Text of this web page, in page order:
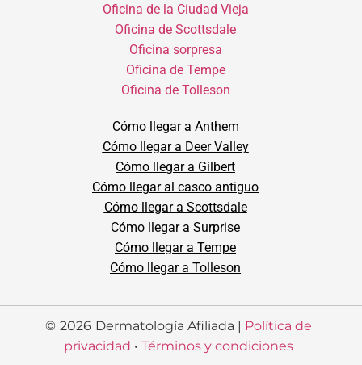
Oficina de la Ciudad Vieja
Oficina de Scottsdale
Oficina sorpresa
Oficina de Tempe
Oficina de Tolleson
Cómo llegar a Anthem
Cómo llegar a Deer Valley
Cómo llegar a Gilbert
Cómo llegar al casco antiguo
Cómo llegar a Scottsdale
Cómo llegar a Surprise
Cómo llegar a Tempe
Cómo llegar a Tolleson
© 2026 Dermatología Afiliada | Política de
privacidad • Términos y condiciones